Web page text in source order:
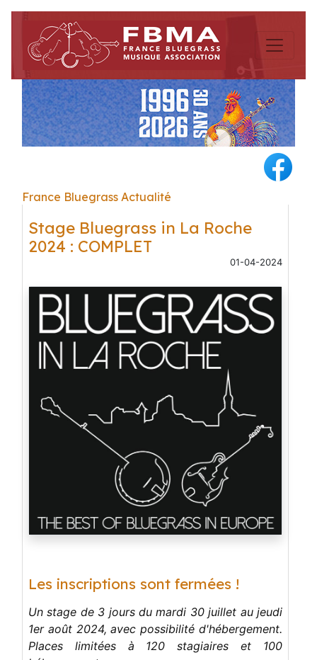
France Bluegrass Actualité
Stage Bluegrass in La Roche
2024 : COMPLET
01-04-2024
Les inscriptions sont fermées !
Un stage de 3 jours du mardi 30 juillet au jeudi
1er août 2024, avec possibilité d'hébergement.
Places limitées à 120 stagiaires et 100